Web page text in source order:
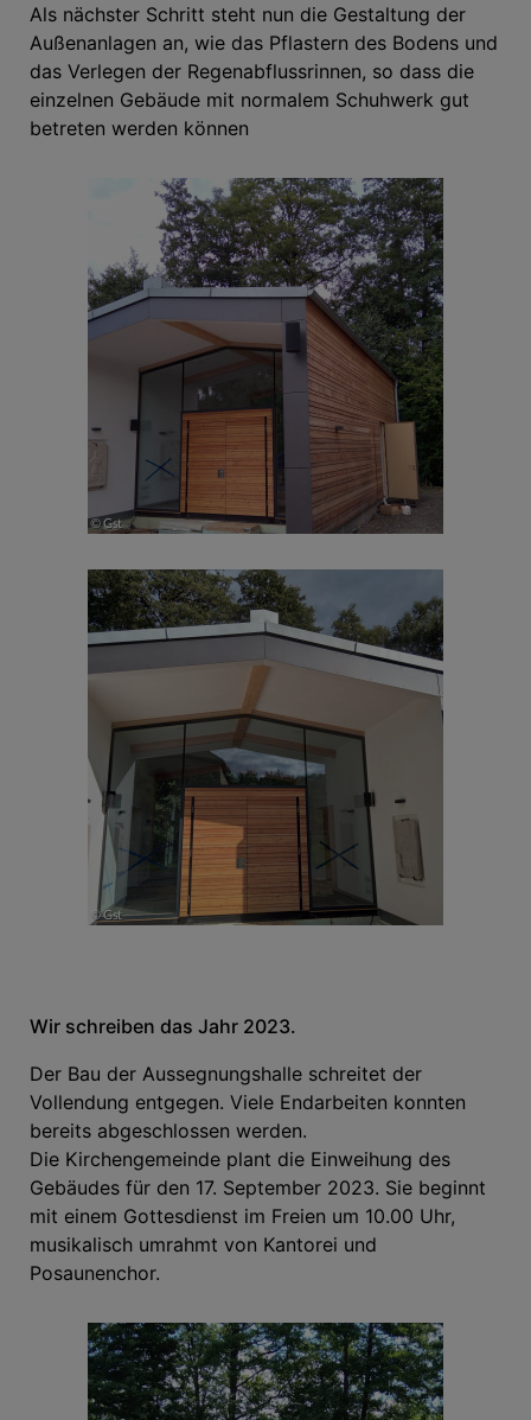
Als nächster Schritt steht nun die Gestaltung der
Außenanlagen an, wie das Pflastern des Bodens und
das Verlegen der Regenabflussrinnen, so dass die
einzelnen Gebäude mit normalem Schuhwerk gut
betreten werden können
Wir schreiben das Jahr 2023.
Der Bau der Aussegnungshalle schreitet der
Vollendung entgegen. Viele Endarbeiten konnten
bereits abgeschlossen werden.
Die Kirchengemeinde plant die Einweihung des
Gebäudes für den 17. September 2023. Sie beginnt
mit einem Gottesdienst im Freien um 10.00 Uhr,
musikalisch umrahmt von Kantorei und
Posaunenchor.